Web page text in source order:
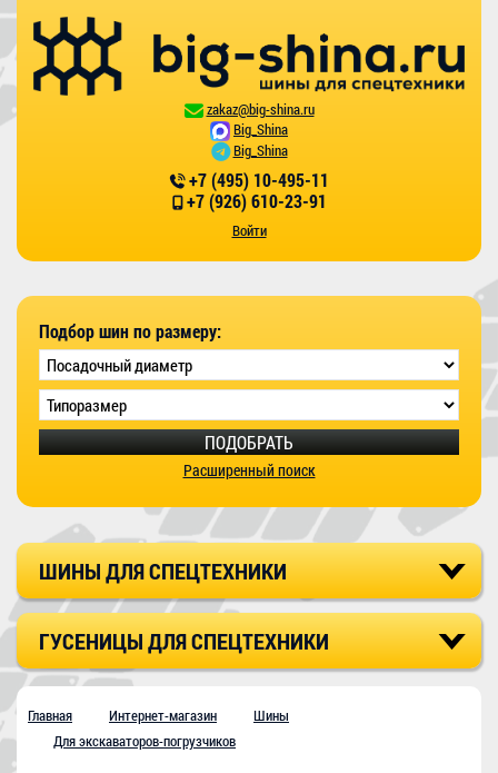
zakaz@big-shina.ru
Big_Shina
Big_Shina
+7 (495) 10-495-11
+7 (926) 610-23-91
Войти
ШИНЫ ДЛЯ СПЕЦТЕХНИКИ
ГУСЕНИЦЫ ДЛЯ СПЕЦТЕХНИКИ
Подбор шин по размеру:
ПОДОБРАТЬ
Расширенный поиск
Главная Интернет-магазин
Шины
Для экскаваторов-погрузчиков